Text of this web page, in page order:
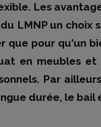
Les
LMNP un choix
que pour qu'un
en meubles
Par
durée, le